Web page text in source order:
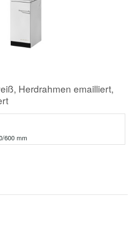
Herdrahmen emailliert,
600 mm